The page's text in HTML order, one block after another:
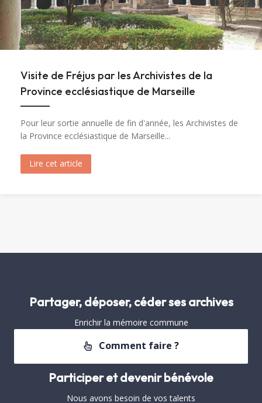
Visite de Fréjus par les Archivistes de la
Province ecclésiastique de Marseille
Pour leur sortie annuelle de fin d'année, les Archivistes de
la Province ecclésiastique de Marseille...
Lire cet article
Partager, déposer, céder ses archives
Enrichir la mémoire commune
Comment faire ?
Participer et devenir bénévole
Nous avons besoin de vos talents